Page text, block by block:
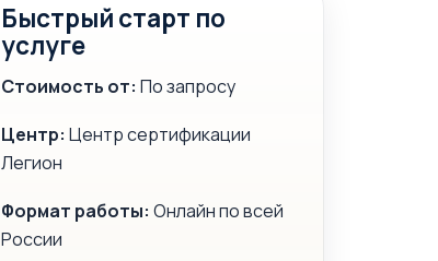
Быстрый старт по
услуге
Стоимость от: По запросу
Центр: Центр сертификации
Легион
Формат работы: Онлайн по всей
России